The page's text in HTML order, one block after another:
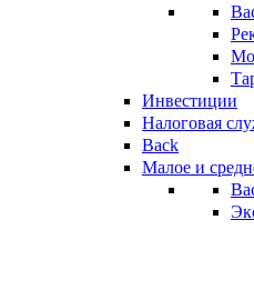
Инвестиции
Налоговая
Back
Малое и